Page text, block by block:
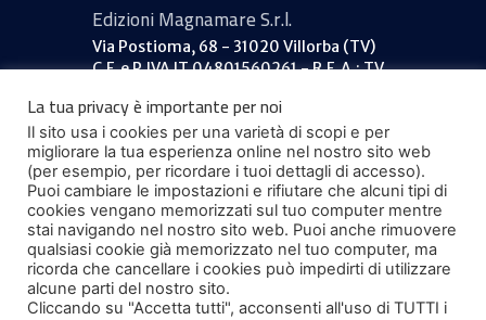
Edizioni Magnamare S.r.l.
Via Postioma, 68 - 31020 Villorba (TV)
C.F. e P.IVA IT 04801560261 - R.E.A.: TV
Capitale sociale: €40.000 i.v.
777ilportolano.it
Informazioni
Termini e condizioni
Privacy
Contattaci
Rivenditori
Chi siamo
La tua privacy è importante per noi
Il sito usa i cookies per una varietà di scopi e per
migliorare la tua esperienza online nel nostro sito web
(per esempio, per ricordare i tuoi dettagli di accesso).
Puoi cambiare le impostazioni e rifiutare che alcuni tipi di
cookies vengano memorizzati sul tuo computer mentre
stai navigando nel nostro sito web. Puoi anche rimuovere
qualsiasi cookie già memorizzato nel tuo computer, ma
ricorda che cancellare i cookies può impedirti di utilizzare
alcune parti del nostro sito.
Cliccando su "Accetta tutti", acconsenti all'uso di TUTTI i